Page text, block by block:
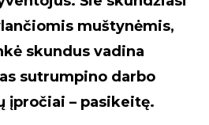
muštynėmis,
skundus vadina
sutrumpino darbo
įpročiai – pasikeitę.